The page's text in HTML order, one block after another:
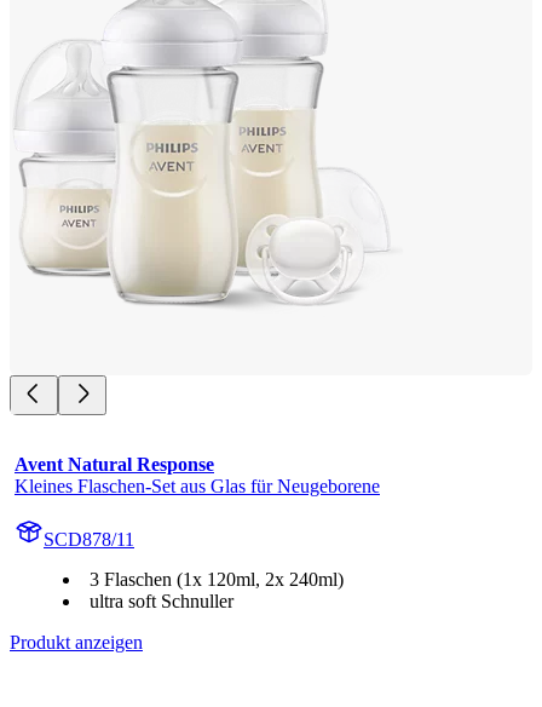
Avent Natural Response
Kleines Flaschen-Set aus Glas für Neugeborene
SCD878/11
3 Flaschen (1x 120ml, 2x 240ml)
ultra soft Schnuller
Produkt anzeigen